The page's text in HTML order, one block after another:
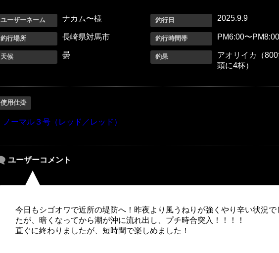
ユーザーネーム ナカム〜様 釣行日 2025.9.9
釣行場所 長崎県対馬市 釣行時間帯 PM6:00〜PM8:00
天候 曇 釣果
アオリイカ（800
頭に4杯）
使用仕掛
ノーマル３号（レッド／レッド）
ユーザーコメント
今日もシゴオワで近所の堤防へ！昨夜より風うねりが強くやり辛い状況で
たが、暗くなってから潮が沖に流れ出し、プチ時合突入！！！！
直ぐに終わりましたが、短時間で楽しめました！